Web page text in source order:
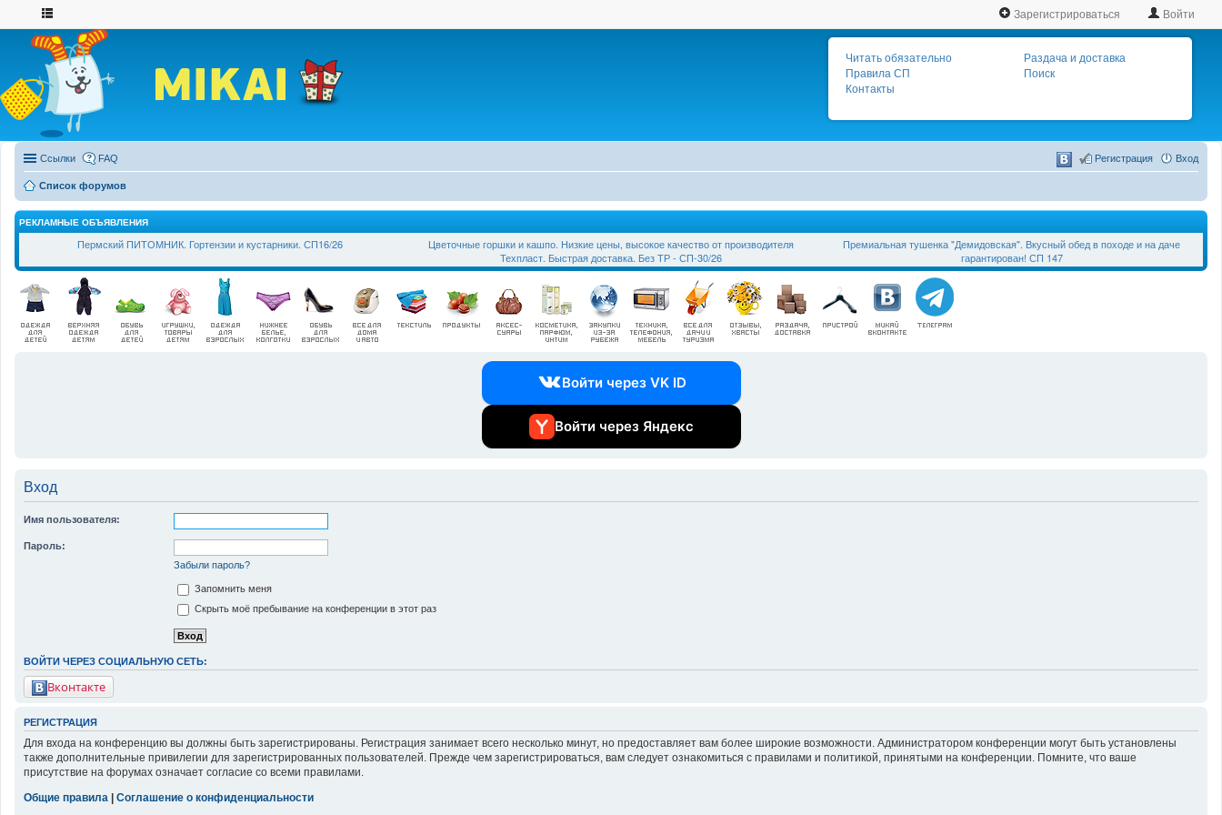
Зарегистрироваться Войти
Читать обязательно
Правила СП
Контакты
Раздача и доставка
Поиск
Ссылки FAQ Вход
Регистрация
Список форумов
РЕКЛАМНЫЕ ОБЪЯВЛЕНИЯ
Пермский ПИТОМНИК. Гортензии и кустарники. СП16/26
Цветочные горшки и кашпо. Низкие цены, высокое качество от производителя
Техпласт. Быстрая доставка. Без ТР - СП-30/26
Премиальная тушенка "Демидовская". Вкусный обед в походе и на даче
гарантирован! СП 147
Войти через VK ID
Войти через Яндекс
Вход
Имя пользователя:
Пароль:
Забыли пароль?
Запомнить меня
Скрыть моё пребывание на конференции в этот раз
ВОЙТИ ЧЕРЕЗ СОЦИАЛЬНУЮ СЕТЬ:
Вконтакте
РЕГИСТРАЦИЯ
Для входа на конференцию вы должны быть зарегистрированы. Регистрация занимает всего несколько минут, но предоставляет вам более широкие возможности. Администратором конференции могут быть установлены
также дополнительные привилегии для зарегистрированных пользователей. Прежде чем зарегистрироваться, вам следует ознакомиться с правилами и политикой, принятыми на конференции. Помните, что ваше
присутствие на форумах означает согласие со всеми правилами.
Общие правила
Соглашение о конфиденциальности